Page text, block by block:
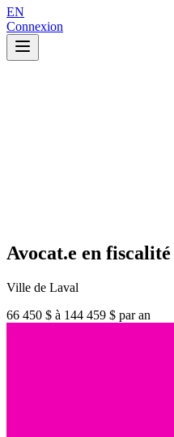
EN
Connexion
Avocat.e en
Ville de Laval
66 450 $ à 144 459 $ par an